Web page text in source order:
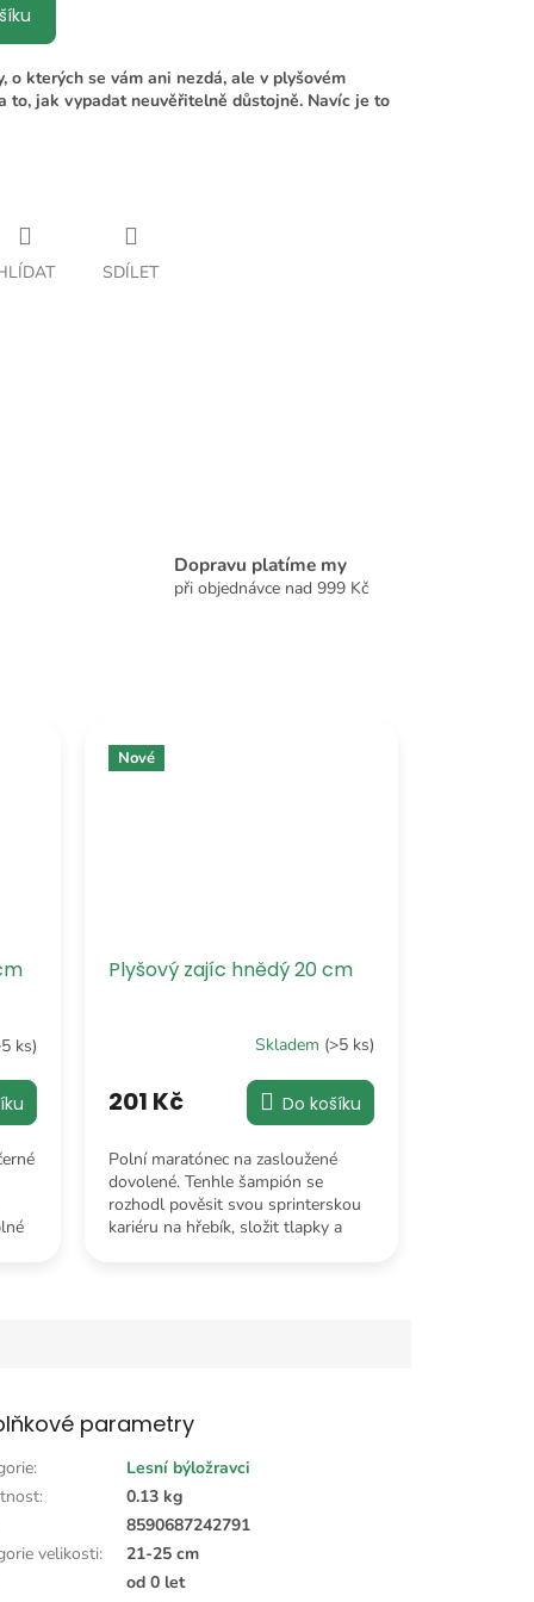
o kterých se vám ani nezdá, ale v plyšovém
to, jak vypadat neuvěřitelně důstojně. Navíc je to
SDÍLET
Dopravu platíme my
při objednávce nad 999 Kč
ks)
Nové
Plyšový zajíc hnědý 20 cm
Skladem (>5 ks)
201 Kč Do košíku
Polní maratónec na zasloužené
dovolené. Tenhle šampión se
rozhodl pověsit svou sprinterskou
kariéru na hřebík, složit tlapky a
parametry
:
Lesní býložravci
:
0.13 kg
8590687242791
velikosti:
21-25 cm
od 0 let